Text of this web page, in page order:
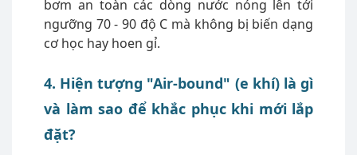
bơm an toàn các dòng nước nóng lên tới
ngưỡng 70 - 90 độ C mà không bị biến dạng
cơ học hay hoen gỉ.
4. Hiện tượng "Air-bound" (e khí) là gì
và làm sao để khắc phục khi mới lắp
đặt?